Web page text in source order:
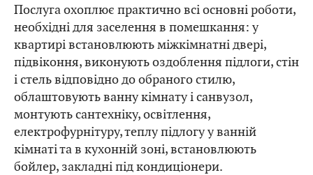
Послуга охоплює практично всі основні роботи,
необхідні для заселення в помешкання: у
квартирі встановлюють міжкімнатні двері,
підвіконня, виконують оздоблення підлоги, стін
і стель відповідно до обраного стилю,
облаштовують ванну кімнату і санвузол,
монтують сантехніку, освітлення,
електрофурнітуру, теплу підлогу у ванній
кімнаті та в кухонній зоні, встановлюють
бойлер, закладні під кондиціонери.